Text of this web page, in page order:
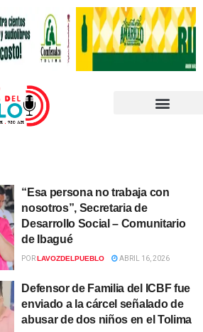
“Esa persona no trabaja con
nosotros”, Secretaria de
Desarrollo Social – Comunitario
de Ibagué
PORLAVOZDELPUEBLO ABRIL 16, 2026
Defensor de Familia del ICBF fue
enviado a la cárcel señalado de
abusar de dos niños en el Tolima